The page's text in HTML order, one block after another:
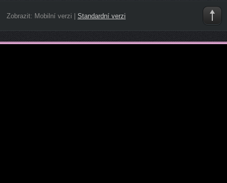
Zobrazit: Mobilní verzi Standardní verzi